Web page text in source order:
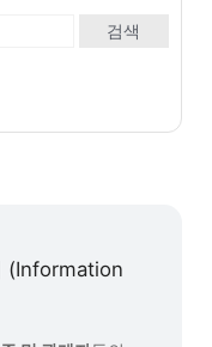
검색
(Information